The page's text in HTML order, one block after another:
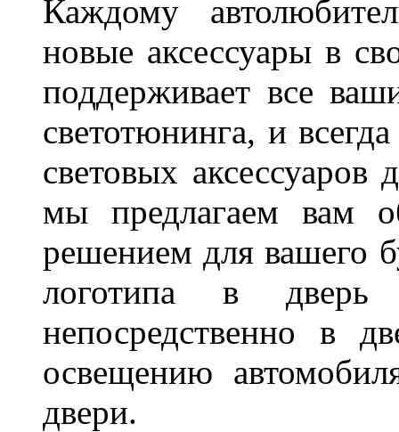
Каждому
новые аксессуары в
поддерживает все
светотюнинга, и
световых
мы предлагаем вам
решением для вашего
логотипа в дверь
непосредственно в
освещению
двери.